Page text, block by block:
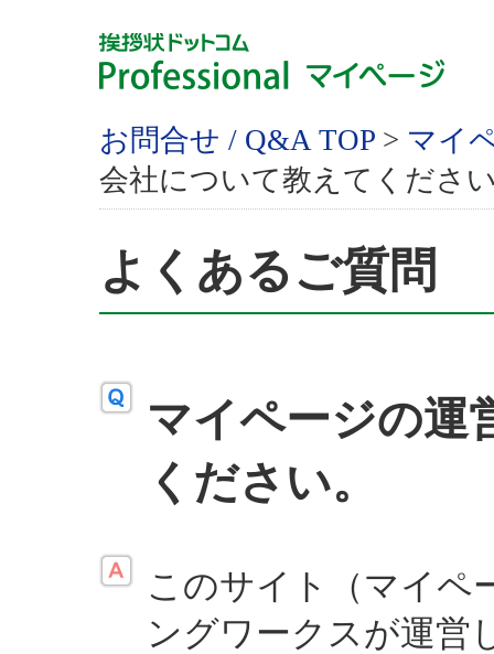
お問合せ / Q&A TOP > マイ
会社について教えてくださ
よくあるご質問
マイページの運
ください。
このサイト（マイペ
ングワークスが運営